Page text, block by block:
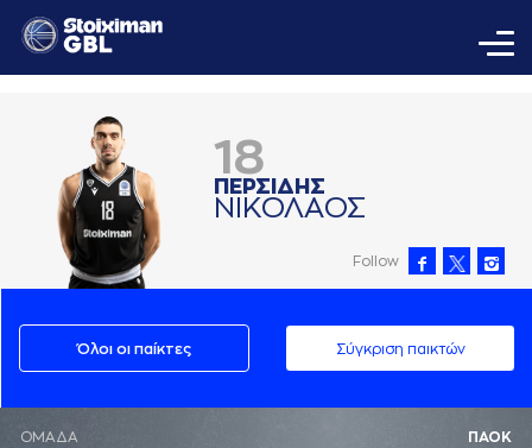
18
ΠΕΡΣΙΔΗΣ
ΝΙΚΟΛAΟΣ
Follow
Όλοι οι παίκτες Σύγκριση παικτών
ΟΜΑΔΑ ΠΑΟΚ